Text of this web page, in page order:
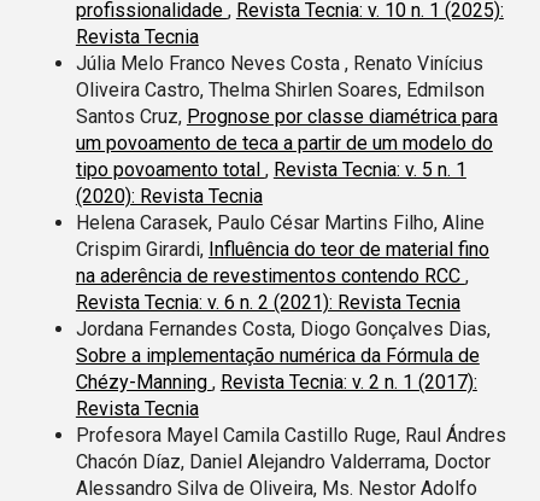
profissionalidade , Revista Tecnia: v. 10 n. 1 (2025):
Revista Tecnia
Júlia Melo Franco Neves Costa , Renato Vinícius
Oliveira Castro, Thelma Shirlen Soares, Edmilson
Santos Cruz, Prognose por classe diamétrica para
um povoamento de teca a partir de um modelo do
tipo povoamento total , Revista Tecnia: v. 5 n. 1
(2020): Revista Tecnia
Helena Carasek, Paulo César Martins Filho, Aline
Crispim Girardi, Influência do teor de material fino
na aderência de revestimentos contendo RCC ,
Revista Tecnia: v. 6 n. 2 (2021): Revista Tecnia
Jordana Fernandes Costa, Diogo Gonçalves Dias,
Sobre a implementação numérica da Fórmula de
Chézy-Manning , Revista Tecnia: v. 2 n. 1 (2017):
Revista Tecnia
Profesora Mayel Camila Castillo Ruge, Raul Ándres
Chacón Díaz, Daniel Alejandro Valderrama, Doctor
Alessandro Silva de Oliveira, Ms. Nestor Adolfo